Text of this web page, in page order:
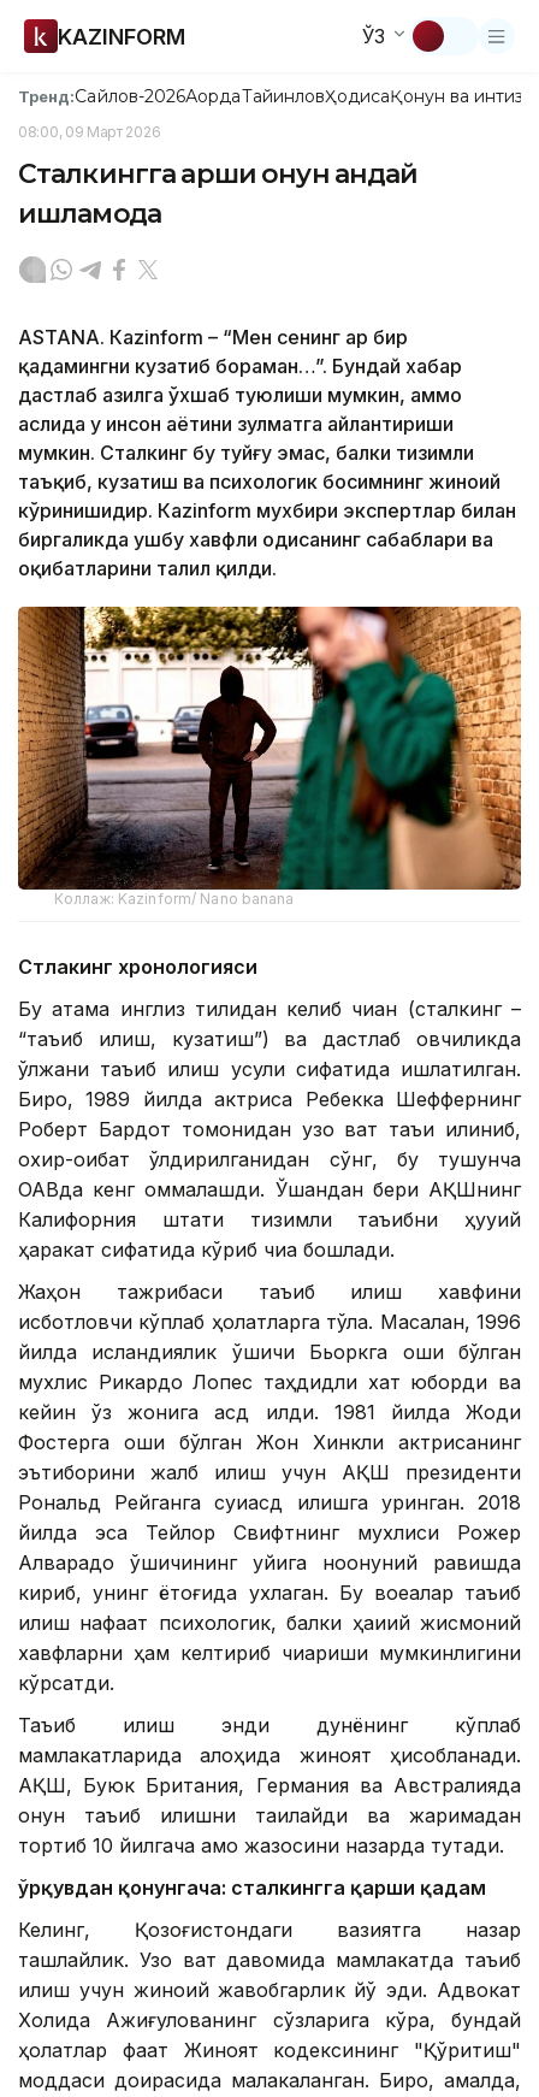
KAZINFORM ЎЗ
Тренд:Сайлов-2026АқордаТайинловҲодисаҚонун ва
08:00, 09 Март 2026
Сталкингга қарши қонун қандай
ишламоқда
ASTANА. Кazinform – “Мен сенинг ҳар бир
қадамингни кузатиб бораман…”. Бундай хабар
дастлаб ҳазилга ўхшаб туюлиши мумкин, аммо
аслида у инсон ҳаётини зулматга айлантириши
мумкин. Сталкинг бу туйғу эмас, балки тизимли
таъқиб, кузатиш ва ​​психологик босимнинг жиноий
кўринишидир. Кazinform мухбири экспертлар билан
биргаликда ушбу хавфли ҳодисанинг сабаблари ва
оқибатларини таҳлил қилди.
Коллаж: Kazinform/ Nano banana
Стлакинг хронологияси
Бу атама инглиз тилидан келиб чиққан (сталкинг –
“таъқиб қилиш, кузатиш”) ва дастлаб овчиликда
ўлжани таъқиб қилиш усули сифатида ишлатилган.
Бироқ, 1989 йилда актриса Ребекка Шеффернинг
Роберт Бардот томонидан узоқ вақт таъқи қилиниб,
охир-оқибат ўлдирилганидан сўнг, бу тушунча
ОАВда кенг оммалашди. Ўшандан бери АҚШнинг
Калифорния штати тизимли таъқибни ҳуқуқий
ҳаракат сифатида кўриб чиқа бошлади.
Жаҳон тажрибаси таъқиб қилиш хавфини
исботловчи кўплаб ҳолатларга тўла. Масалан, 1996
йилда исландиялик қўшиқчи Бьоркга ошиқ бўлган
мухлис Рикардо Лопес таҳдидли хат юборди ва
кейин ўз жонига қасд қилди. 1981 йилда Жоди
Фостерга ошиқ бўлган Жон Хинкли актрисанинг
эътиборини жалб қилиш учун АҚШ президенти
Рональд Рейганга суиқасд қилишга уринган. 2018
йилда эса Тейлор Свифтнинг мухлиси Рожер
Алварадо қўшиқчининг уйига ноқонуний равишда
кириб, унинг ётоғида ухлаган. Бу воқеалар таъқиб
қилиш нафақат психологик, балки ҳақиқий жисмоний
хавфларни ҳам келтириб чиқариши мумкинлигини
кўрсатди.
Таъқиб қилиш энди дунёнинг кўплаб
мамлакатларида алоҳида жиноят ҳисобланади.
АҚШ, Буюк Британия, Германия ва Австралияда
қонун таъқиб қилишни тақиқлайди ва жаримадан
тортиб 10 йилгача қамоқ жазосини назарда тутади.
Қўрқувдан қонунгача: сталкингга қарши қадам
Келинг, Қозоғистондаги вазиятга назар
ташлайлик. Узоқ вақт давомида мамлакатда таъқиб
қилиш учун жиноий жавобгарлик йўқ эди. Адвокат
Холида Ажиғулованинг сўзларига кўра, бундай
ҳолатлар фақат Жиноят кодексининг "Қўрқитиш"
моддаси доирасида малакаланган. Бироқ, амалда,